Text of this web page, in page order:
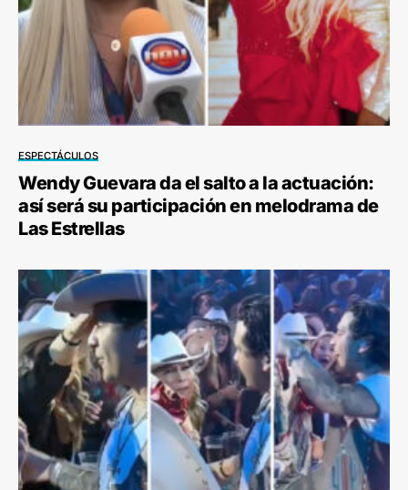
ESPECTÁCULOS
Wendy Guevara da el salto a la actuación:
así será su participación en melodrama de
Las Estrellas